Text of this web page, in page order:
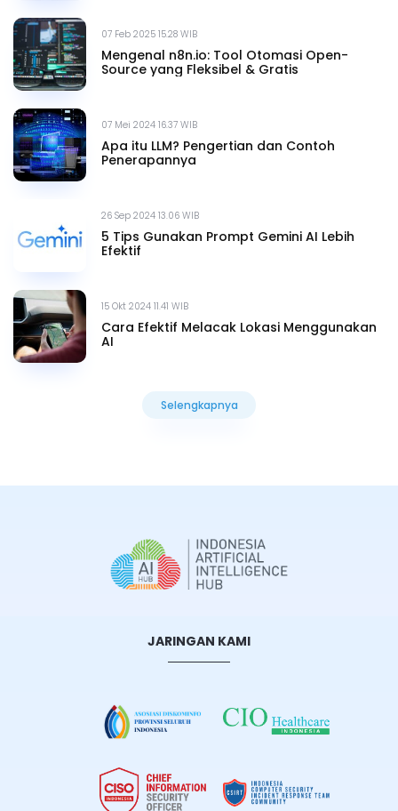
07 Feb 2025 15.28 WIB
Mengenal n8n.io: Tool Otomasi Open-
Source yang Fleksibel & Gratis
07 Mei 2024 16.37 WIB
Apa itu LLM? Pengertian dan Contoh
Penerapannya
26 Sep 2024 13.06 WIB
5 Tips Gunakan Prompt Gemini AI Lebih
Efektif
15 Okt 2024 11.41 WIB
Cara Efektif Melacak Lokasi Menggunakan
AI
Selengkapnya
JARINGAN KAMI